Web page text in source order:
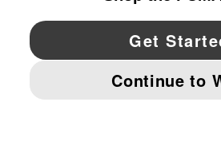
YouTube Twitter Pinterest